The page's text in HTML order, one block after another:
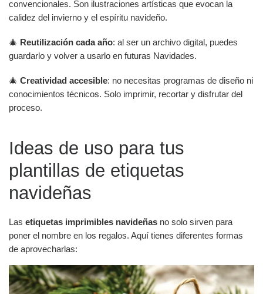
convencionales. Son ilustraciones artísticas que evocan la
calidez del invierno y el espíritu navideño.
🎄 Reutilización cada año: al ser un archivo digital, puedes
guardarlo y volver a usarlo en futuras Navidades.
🎄 Creatividad accesible: no necesitas programas de diseño ni
conocimientos técnicos. Solo imprimir, recortar y disfrutar del
proceso.
Ideas de uso para tus
plantillas de etiquetas
navideñas
Las etiquetas imprimibles navideñas no solo sirven para
poner el nombre en los regalos. Aquí tienes diferentes formas
de aprovecharlas: